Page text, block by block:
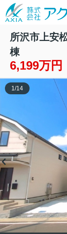
所沢市上
棟
6,199万円
1/14